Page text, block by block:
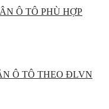
Ô TÔ PHÙ HỢP
Ô TÔ THEO ĐLVN